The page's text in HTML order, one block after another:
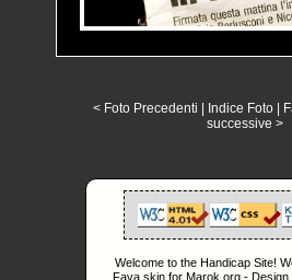
< Foto Precedenti Indice Foto|
successive >
Welcome to the Handicap Site!
Fava skin for Marok.org - Design